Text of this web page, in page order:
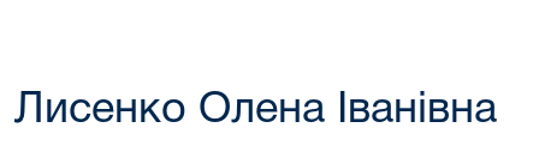
Лисенко Олена Іванівна